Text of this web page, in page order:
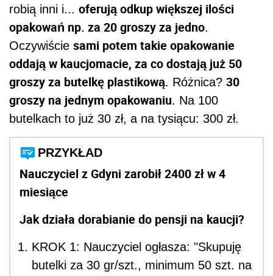
robią inni i... oferują odkup większej ilości
opakowań np. za 20 groszy za jedno.
Oczywiście sami potem takie opakowanie
oddają w kaucjomacie, za co dostają już 50
groszy za butelkę plastikową. Różnica? 30
groszy na jednym opakowaniu. Na 100
butelkach to już 30 zł, a na tysiącu: 300 zł.
PRZYKŁAD
Nauczyciel z Gdyni zarobił 2400 zł w 4
miesiące
Jak działa dorabianie do pensji na kaucji?
KROK 1: Nauczyciel ogłasza: "Skupuję
butelki za 30 gr/szt., minimum 50 szt. na